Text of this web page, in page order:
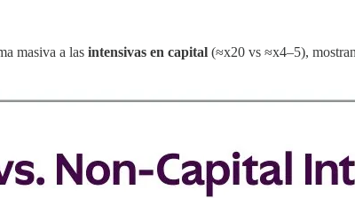
masiva a las intensivas en capital (≈x20 vs ≈x4–5),